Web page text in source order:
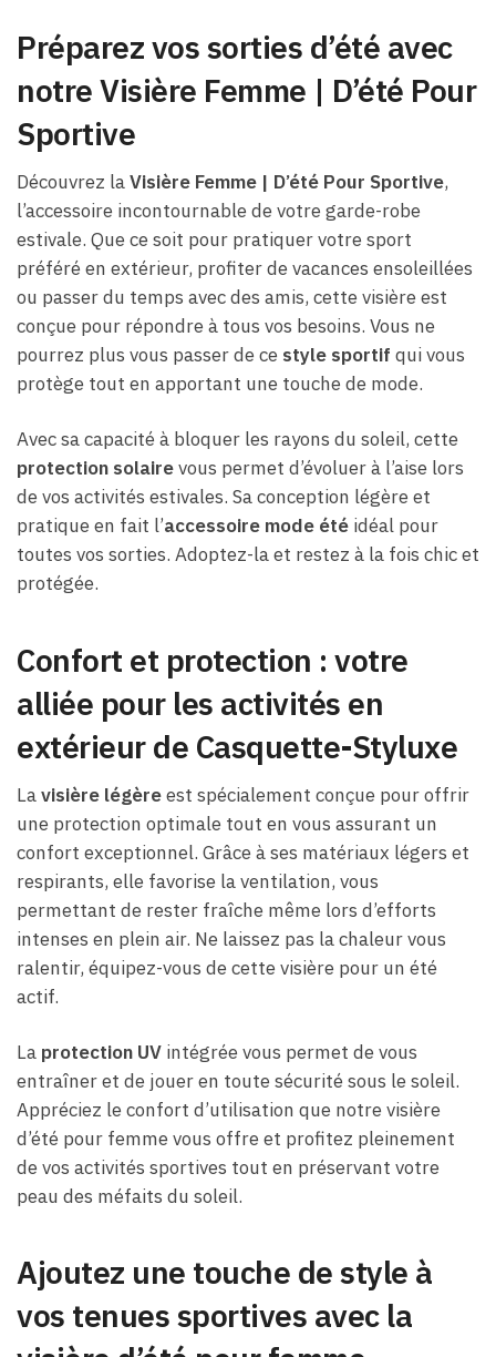
Préparez vos sorties d’été avec
notre Visière Femme | D’été Pour
Sportive
Découvrez laVisière Femme | D’été Pour Sportive,
l’accessoire incontournable de votre garde-robe
estivale. Que ce soit pour pratiquer votre sport
préféré en extérieur, profiter de vacances ensoleillées
ou passer du temps avec des amis, cette visière est
conçue pour répondre à tous vos besoins. Vous ne
pourrez plus vous passer de ce style sportif qui vous
protège tout en apportant une touche de mode.
Avec sa capacité à bloquer les rayons du soleil, cette
protection solairevous permet d’évoluer à l’aise lors
de vos activités estivales. Sa conception légère et
pratique en fait l’accessoire mode été idéal pour
toutes vos sorties. Adoptez-la et restez à la fois chic et
protégée.
Confort et protection : votre
alliée pour les activités en
extérieur de Casquette-Styluxe
Lavisière légèreest spécialement conçue pour offrir
une protection optimale tout en vous assurant un
confort exceptionnel. Grâce à ses matériaux légers et
respirants, elle favorise la ventilation, vous
permettant de rester fraîche même lors d’efforts
intenses en plein air. Ne laissez pas la chaleur vous
ralentir, équipez-vous de cette visière pour un été
actif.
La protection UV intégrée vous permet de vous
entraîner et de jouer en toute sécurité sous le soleil.
Appréciez le confort d’utilisation que notre visière
d’été pour femme vous offre et profitez pleinement
de vos activités sportives tout en préservant votre
peau des méfaits du soleil.
Ajoutez une touche de style à
vos tenues sportives avec la